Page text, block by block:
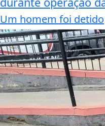
Um homem foi detido